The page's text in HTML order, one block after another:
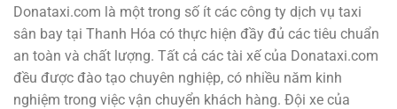
Donataxi.com là một trong số ít các công ty dịch vụ taxi
sân bay tại Thanh Hóa có thực hiện đầy đủ các tiêu chuẩn
an toàn và chất lượng. Tất cả các tài xế của Donataxi.com
đều được đào tạo chuyên nghiệp, có nhiều năm kinh
nghiệm trong việc vận chuyển khách hàng. Đội xe của